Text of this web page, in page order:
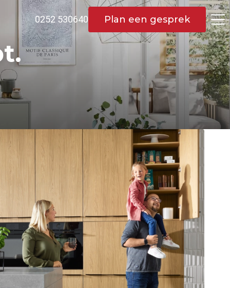
0252 530640 Plan een gesprek